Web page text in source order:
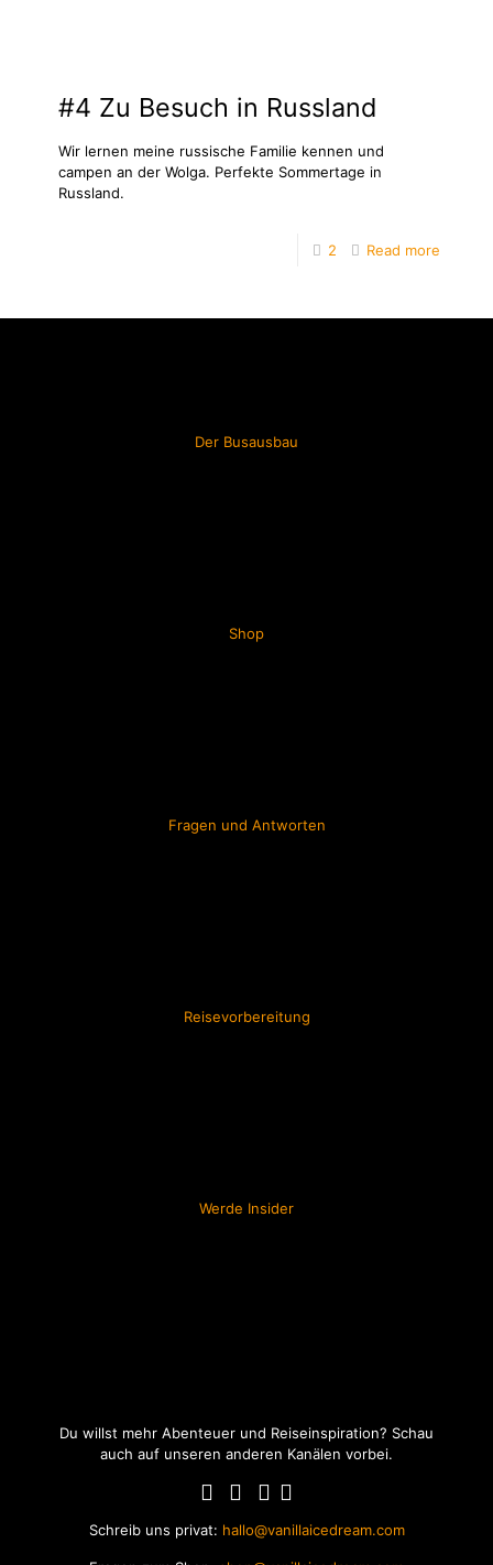
#4 Zu Besuch in Russland
Wir lernen meine russische Familie kennen und
campen an der Wolga. Perfekte Sommertage in
Russland.
2 Read more
Der Busausbau
Shop
Fragen und Antworten
Reisevorbereitung
Werde Insider
Du willst mehr Abenteuer und Reiseinspiration? Schau
auch auf unseren anderen Kanälen vorbei.
Schreib uns privat: hallo@vanillaicedream.com